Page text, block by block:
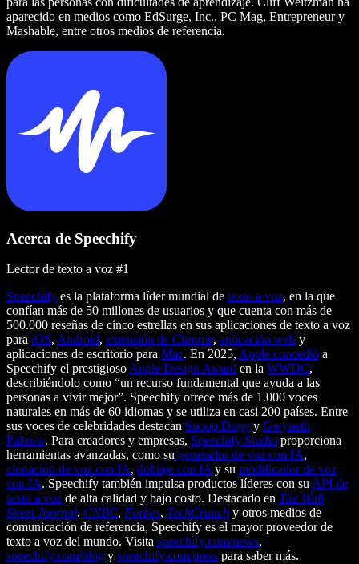
aparecido en medios como EdSurge, Inc., PC Mag, Entrepreneur y
Mashable, entre otros medios de referencia.
Acerca de Speechify
Lector de texto a voz #1
Speechify es la plataforma líder mundial de texto a voz, en la que
confían más de 50 millones de usuarios y que cuenta con más de
500.000 reseñas de cinco estrellas en sus aplicaciones de texto a voz
para iOS, Android, extensión de Chrome, aplicación web y
aplicaciones de escritorio para Mac. En 2025, Apple concedió a
Speechify el prestigioso Apple Design Award en la WWDC,
describiéndolo como “un recurso fundamental que ayuda a las
personas a vivir mejor”. Speechify ofrece más de 1.000 voces
naturales en más de 60 idiomas y se utiliza en casi 200 países. Entre
sus voces de celebridades destacan Snoop Dogg y Gwyneth
Paltrow. Para creadores y empresas, Speechify Studio proporciona
herramientas avanzadas, como su generador de voz con IA,
clonación de voz con IA, doblaje con IA y su modificador de voz
con IA. Speechify también impulsa productos líderes con su API de
texto a voz de alta calidad y bajo costo. Destacado en The Wall
Street Journal, CNBC, Forbes, TechCrunch y otros medios de
comunicación de referencia, Speechify es el mayor proveedor de
texto a voz del mundo. Visita speechify.com/news,
speechify.com/blog y speechify.com/press para saber más.